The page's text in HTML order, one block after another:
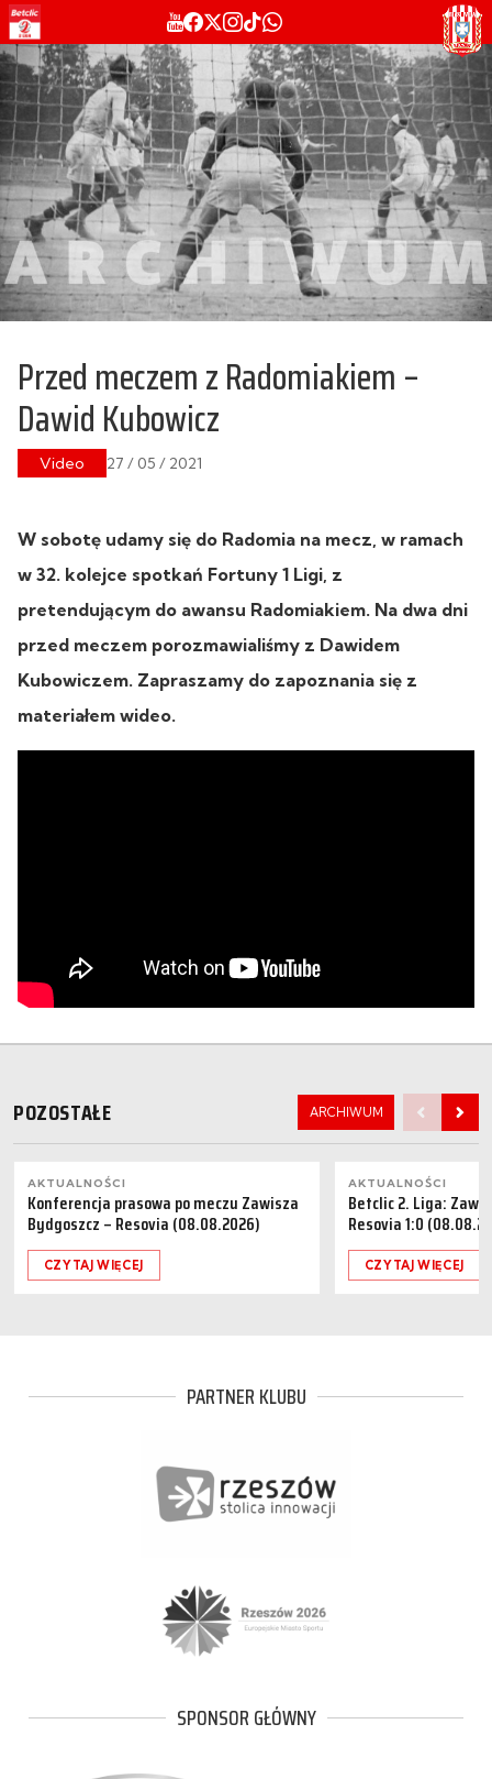
Przed meczem z Radomiakiem –
Dawid Kubowicz
Video 27 / 05 / 2021
W sobotę udamy się do Radomia na mecz, w ramach
w 32. kolejce spotkań Fortuny 1 Ligi, z
pretendującym do awansu Radomiakiem. Na dwa dni
przed meczem porozmawialiśmy z Dawidem
Kubowiczem. Zapraszamy do zapoznania się z
materiałem wideo.
POZOSTAŁE ARCHIWUM
AKTUALNOŚCI
Konferencja prasowa po meczu Zawisza
Bydgoszcz – Resovia (08.08.2026)
CZYTAJ WIĘCEJ
AKTUALNOŚCI
Betclic 2. Liga:
Resovia 1:0
CZYTAJ WIĘCEJ
PARTNER KLUBU
SPONSOR GŁÓWNY